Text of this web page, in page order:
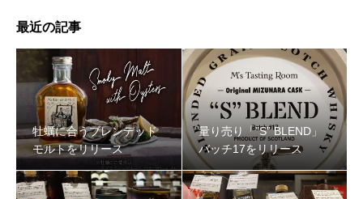
最近の記事
牡蠣に合うブレンデッド
モルトをリリース
量り売り「”S” BLEND」
バッチ17をリリース